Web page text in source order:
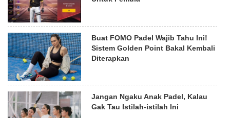
Buat FOMO Padel Wajib Tahu Ini!
Sistem Golden Point Bakal Kembali
Diterapkan
Jangan Ngaku Anak Padel, Kalau
Gak Tau Istilah-istilah Ini